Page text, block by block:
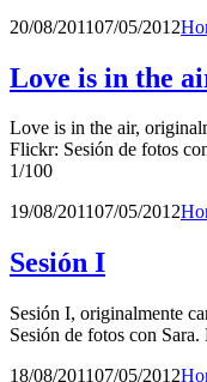
Publicado
20/08/201107/05/2012por
Love is in the
Love is in the air,
Flickr: Sesión de fotos
1/100
Publicado
19/08/201107/05/2012por
Sesión I
Sesión I, originalmente
Sesión de fotos con
Publicado
18/08/201107/05/2012por